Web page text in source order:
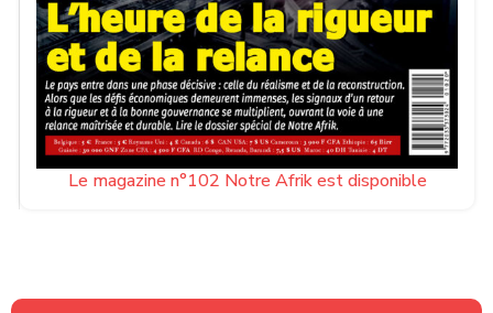
Le magazine n°102 Notre Afrik est disponible